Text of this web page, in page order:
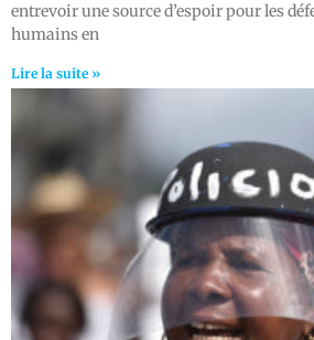
entrevoir une source d’espoir pour les
humains en
Lire la suite »